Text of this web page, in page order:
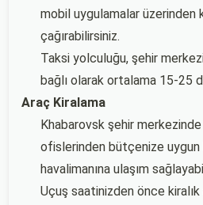
mobil uygulamalar üzerinden
çağırabilirsiniz.
Taksi yolculuğu, şehir
bağlı olarak ortalama 15-25
Araç Kiralama
Khabarovsk şehir
ofislerinden bütçenize uygun
havalimanına ulaşım
Uçuş saatinizden önce kiralık